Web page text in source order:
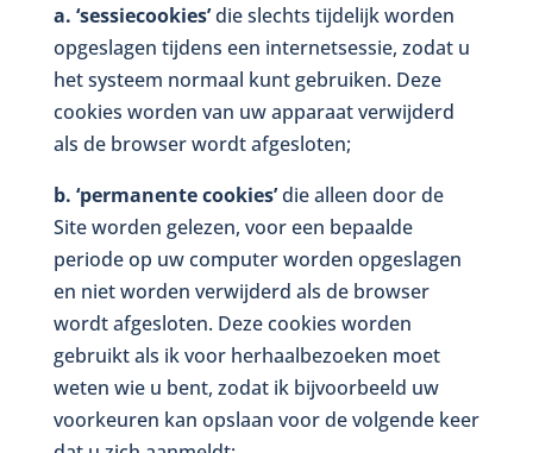
a. ‘sessiecookies’die slechts tijdelijk worden
opgeslagen tijdens een internetsessie, zodat u
het systeem normaal kunt gebruiken. Deze
cookies worden van uw apparaat verwijderd
als de browser wordt afgesloten;
b. ‘permanente cookies’die alleen door de
Site worden gelezen, voor een bepaalde
periode op uw computer worden opgeslagen
en niet worden verwijderd als de browser
wordt afgesloten. Deze cookies worden
gebruikt als ik voor herhaalbezoeken moet
weten wie u bent, zodat ik bijvoorbeeld uw
voorkeuren kan opslaan voor de volgende keer